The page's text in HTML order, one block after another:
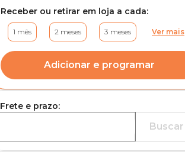
Receber ou retirar em loja a cada:
1 mês 2 meses 3 meses Ver mais
Adicionar e programar
Frete e prazo:
Buscar